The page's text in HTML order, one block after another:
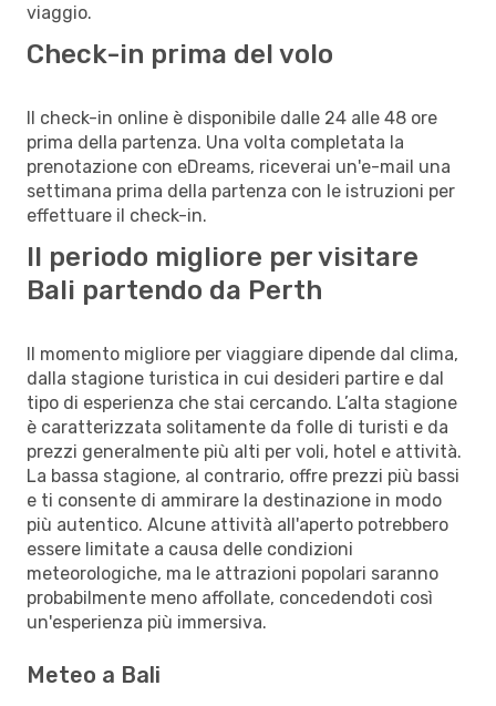
viaggio.
Check-in prima del volo
Il check-in online è disponibile dalle 24 alle 48 ore
prima della partenza. Una volta completata la
prenotazione con eDreams, riceverai un'e-mail una
settimana prima della partenza con le istruzioni per
effettuare il check-in.
Il periodo migliore per visitare
Bali partendo da Perth
Il momento migliore per viaggiare dipende dal clima,
dalla stagione turistica in cui desideri partire e dal
tipo di esperienza che stai cercando. L’alta stagione
è caratterizzata solitamente da folle di turisti e da
prezzi generalmente più alti per voli, hotel e attività.
La bassa stagione, al contrario, offre prezzi più bassi
e ti consente di ammirare la destinazione in modo
più autentico. Alcune attività all'aperto potrebbero
essere limitate a causa delle condizioni
meteorologiche, ma le attrazioni popolari saranno
probabilmente meno affollate, concedendoti così
un'esperienza più immersiva.
Meteo a Bali